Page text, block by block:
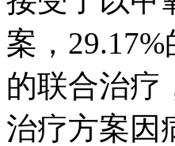
案，
的联合治疗
治疗方案因